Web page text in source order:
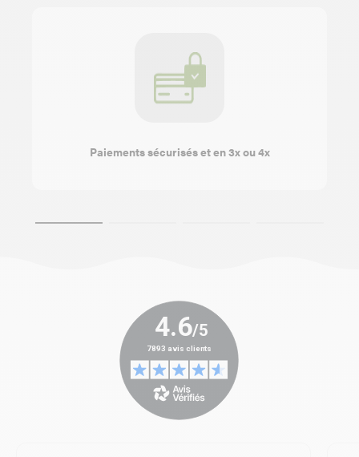
Paiements sécurisés et en 3x ou 4x